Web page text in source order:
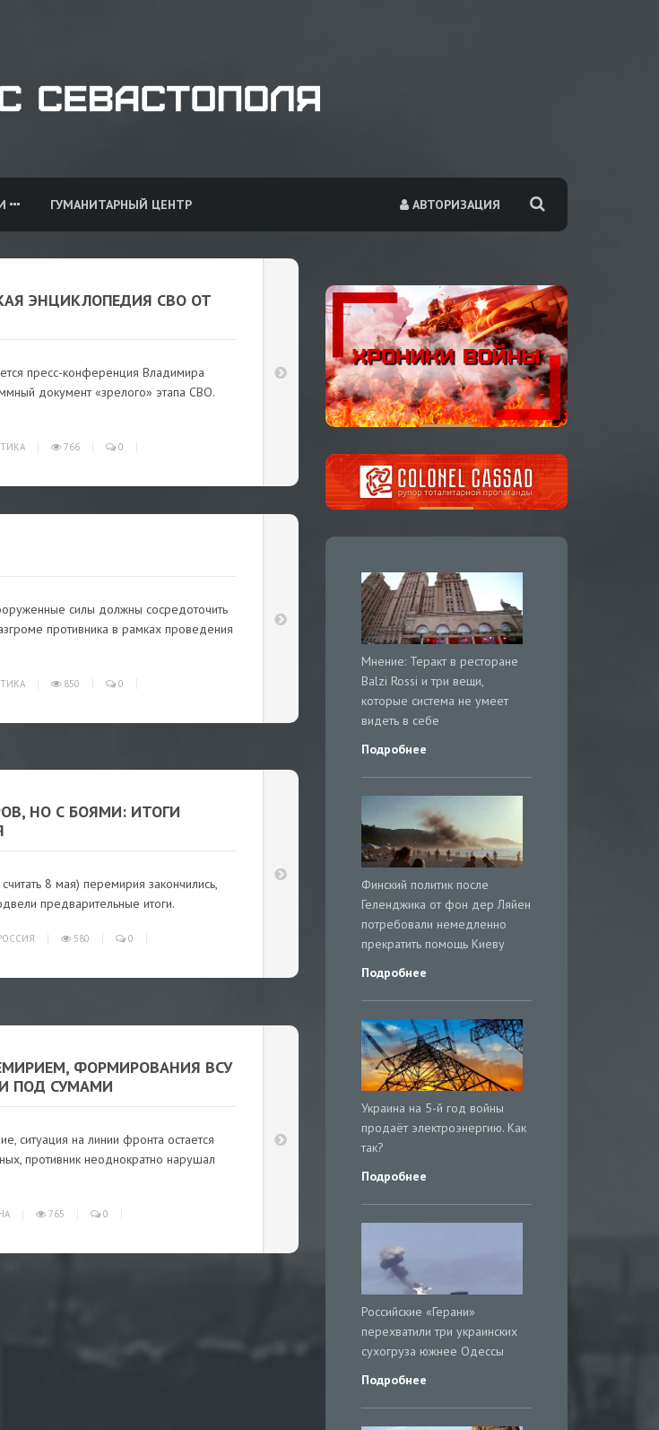
АВТОРИЗАЦИЯ
ГУМАНИТАРНЫЙ ЦЕНТР
ЭНЦИКЛОПЕДИЯ СВО ОТ
пресс-конференция Владимира
документ «зрелого» этапа СВО.
766 0
силы должны сосредоточить
противника в рамках проведения
850 0
НО С БОЯМИ: ИТОГИ
8 мая) перемирия закончились,
предварительные итоги.
580 0
ФОРМИРОВАНИЯ ВСУ
ПОД СУМАМИ
ситуация на линии фронта остается
противник неоднократно нарушал
765 0
Мнение: Теракт в ресторане
Balzi Rossi и три вещи,
которые система не умеет
видеть в себе
Подробнее
Финский политик после
Геленджика от фон дер Ляйен
потребовали немедленно
прекратить помощь Киеву
Подробнее
Украина на 5-й год войны
продаёт электроэнергию. Как
так?
Подробнее
Российские «Герани»
перехватили три украинских
сухогруза южнее Одессы
Подробнее